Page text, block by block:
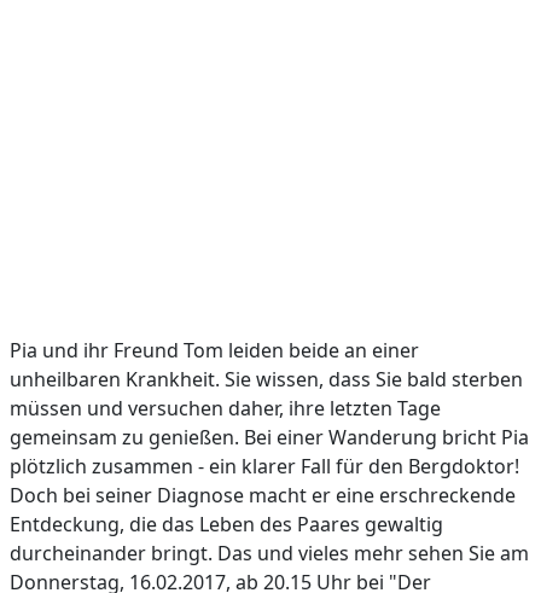
Pia und ihr Freund Tom leiden beide an einer
unheilbaren Krankheit. Sie wissen, dass Sie bald sterben
müssen und versuchen daher, ihre letzten Tage
gemeinsam zu genießen. Bei einer Wanderung bricht Pia
plötzlich zusammen - ein klarer Fall für den Bergdoktor!
Doch bei seiner Diagnose macht er eine erschreckende
Entdeckung, die das Leben des Paares gewaltig
durcheinander bringt. Das und vieles mehr sehen Sie am
Donnerstag, 16.02.2017, ab 20.15 Uhr bei "Der